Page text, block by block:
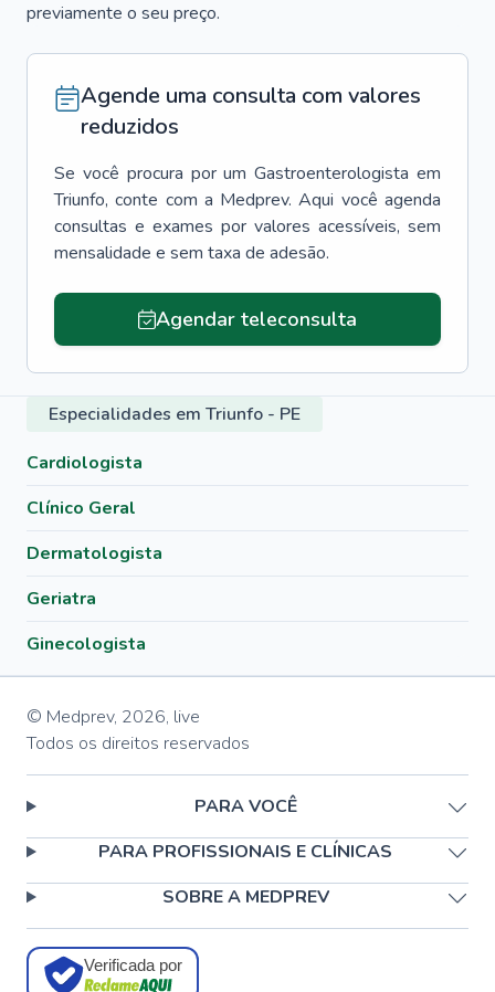
previamente o seu preço.
Agende uma consulta com valores
reduzidos
Se você procura por um Gastroenterologista em
Triunfo, conte com a Medprev. Aqui você agenda
consultas e exames por valores acessíveis, sem
mensalidade e sem taxa de adesão.
Agendar teleconsulta
Especialidades em Triunfo - PE
Cardiologista
Clínico Geral
Dermatologista
Geriatra
Ginecologista
© Medprev, 2026, live
Todos os direitos reservados
PARA VOCÊ
PARA PROFISSIONAIS E CLÍNICAS
SOBRE A MEDPREV
Verificada por